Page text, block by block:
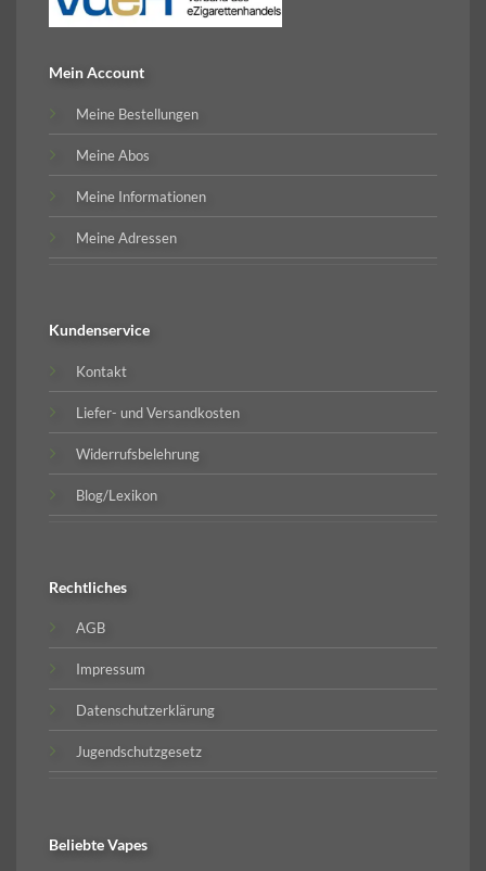
Mein Account
Meine Bestellungen
Meine Abos
Meine Informationen
Meine Adressen
Kundenservice
Kontakt
Liefer- und Versandkosten
Widerrufsbelehrung
Blog/Lexikon
Rechtliches
AGB
Impressum
Datenschutzerklärung
Jugendschutzgesetz
BeliebteVapes